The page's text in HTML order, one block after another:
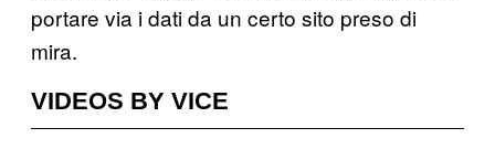
portare via i dati da un certo sito preso di
mira.
VIDEOS BY VICE